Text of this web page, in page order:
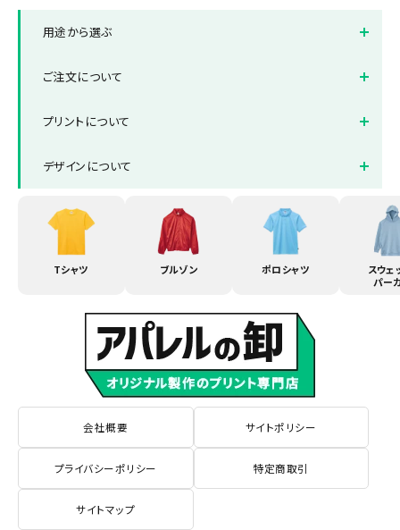
用途から選ぶ
イベントスタッフ用ウェア
ご注文について
お見積り方法一覧
プリントについて
プリントの方法
デザインについて
Tシャツ ブルゾン ポロシャツ
スウェ
パー
会社概要 サイトポリシー
プライバシーポリシー 特定商取引
サイトマップ